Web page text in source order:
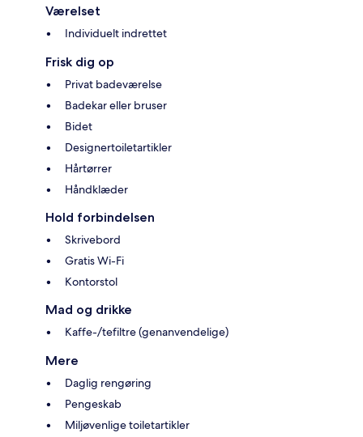
Værelset
Individuelt indrettet
Frisk dig op
Privat badeværelse
Badekar eller bruser
Bidet
Designertoiletartikler
Hårtørrer
Håndklæder
Hold forbindelsen
Skrivebord
Gratis Wi-Fi
Kontorstol
Mad og drikke
Kaffe-/tefiltre (genanvendelige)
Mere
Daglig rengøring
Pengeskab
Miljøvenlige toiletartikler